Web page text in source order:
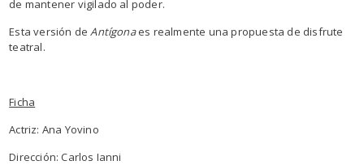
de mantener vigilado al poder.
Esta versión deAntígonaes realmente una propuesta de disfrute
teatral.
Ficha
Actriz: Ana Yovino
Dirección: Carlos Ianni